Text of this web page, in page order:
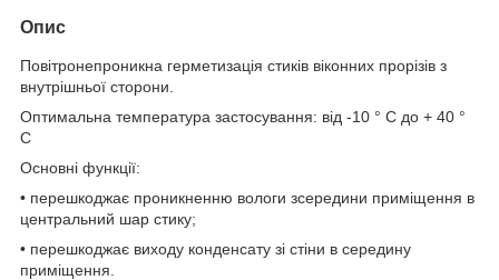
Опис
Повітронепроникна герметизація стиків віконних прорізів з
внутрішньої сторони.
Оптимальна температура застосування: від -10 ° С до + 40 °
С
Основні функції:
• перешкоджає проникненню вологи зсередини приміщення в
центральний шар стику;
• перешкоджає виходу конденсату зі стіни в середину
приміщення.